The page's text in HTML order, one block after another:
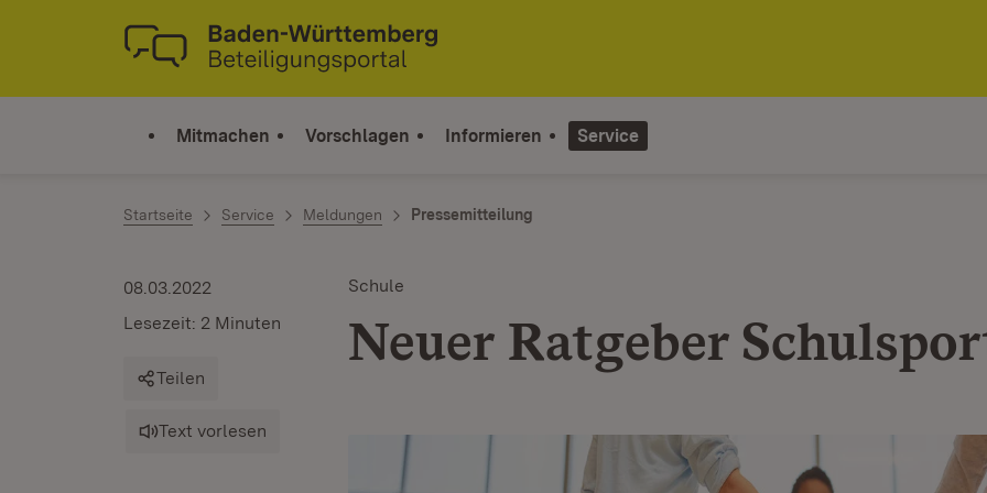
Zum Inhalt springen
Link zur Startseite
Mitmachen Vorschlagen Informieren Service
Startseite Service Meldungen Pressemitteilung
Schule
Neuer Ratgeber
08.03.2022
Lesezeit: 2 Minuten
Teilen
Text vorlesen